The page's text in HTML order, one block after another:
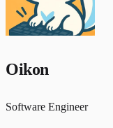
Oikon
Software Engineer